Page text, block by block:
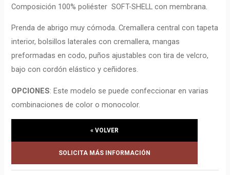
Composición 100% poliéster SOFT-SHELL con membrana.
Prenda de abrigo muy cómoda. Cremallera central con tapeta
interior, bolsillos laterales con cremallera, mangas
preformadas en codo, puños ajustables con tira de velcro,
bajo con cordón elástico y ceñidores.
OPCIONES: Este modelo se puede confeccionar en varias
combinaciones de color o monocolor.
« VOLVER
SOLICITA MÁS INFORMACIÓN